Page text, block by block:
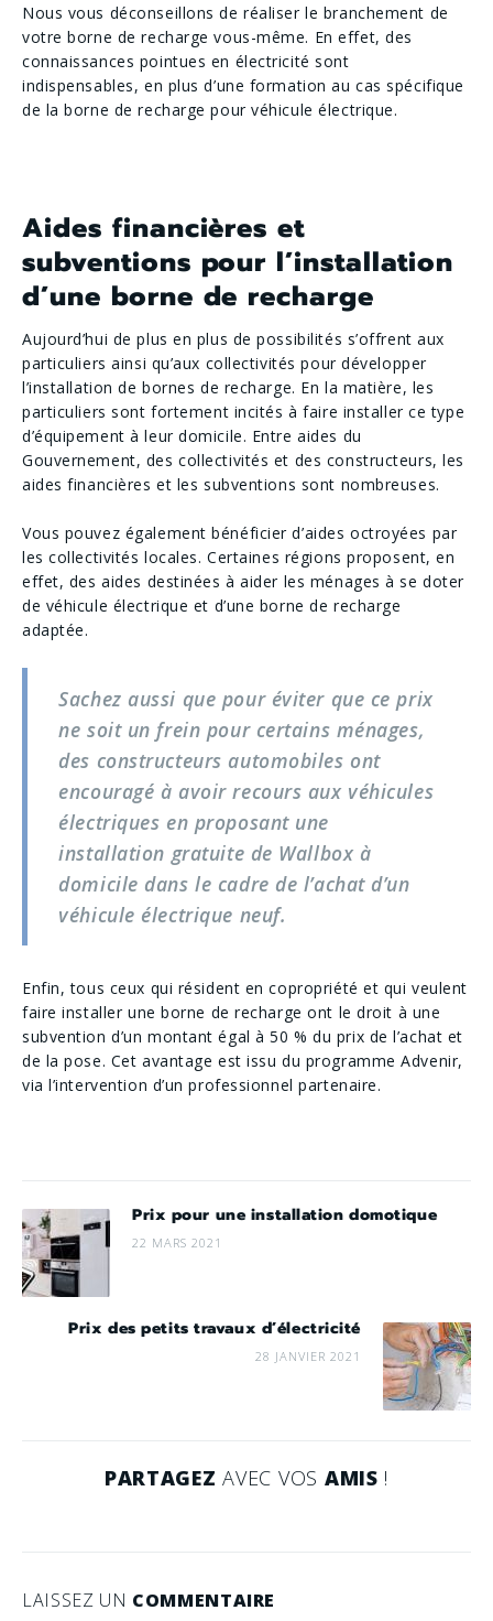
Nous vous déconseillons de réaliser le branchement de
votre borne de recharge vous-même. En effet, des
connaissances pointues en électricité sont
indispensables, en plus d’une formation au cas spécifique
de la borne de recharge pour véhicule électrique.
Aides financières et
subventions pour l’installation
d’une borne de recharge
Aujourd’hui de plus en plus de possibilités s’offrent aux
particuliers ainsi qu’aux collectivités pour développer
l’installation de bornes de recharge. En la matière, les
particuliers sont fortement incités à faire installer ce type
d’équipement à leur domicile. Entre aides du
Gouvernement, des collectivités et des constructeurs, les
aides financières et les subventions sont nombreuses.
Vous pouvez également bénéficier d’aides octroyées par
les collectivités locales. Certaines régions proposent, en
effet, des aides destinées à aider les ménages à se doter
de véhicule électrique et d’une borne de recharge
adaptée.
Sachez aussi que pour éviter que ce prix
ne soit un frein pour certains ménages,
des constructeurs automobiles ont
encouragé à avoir recours aux véhicules
électriques en proposant une
installation gratuite de Wallbox à
domicile dans le cadre de l’achat d’un
véhicule électrique neuf.
Enfin, tous ceux qui résident en copropriété et qui veulent
faire installer une borne de recharge ont le droit à une
subvention d’un montant égal à 50 % du prix de l’achat et
de la pose. Cet avantage est issu du programme Advenir,
via l’intervention d’un professionnel partenaire.
Prix pour une installation domotique
22 MARS 2021
Prix des petits travaux d’électricité
28 JANVIER 2021
PARTAGEZ AVEC VOS AMIS !
LAISSEZ UN COMMENTAIRE